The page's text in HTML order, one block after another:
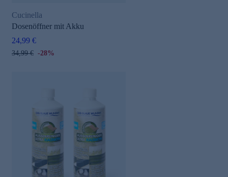
Cucinella
Dosenöffner mit Akku
24,99 €
34,99 € -28%